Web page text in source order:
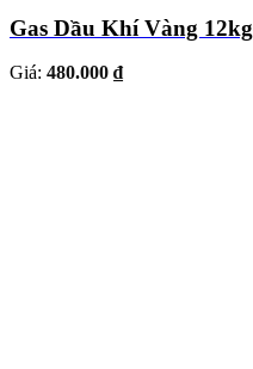
Gas Dầu Khí Vàng 12kg
Giá: 480.000 ₫